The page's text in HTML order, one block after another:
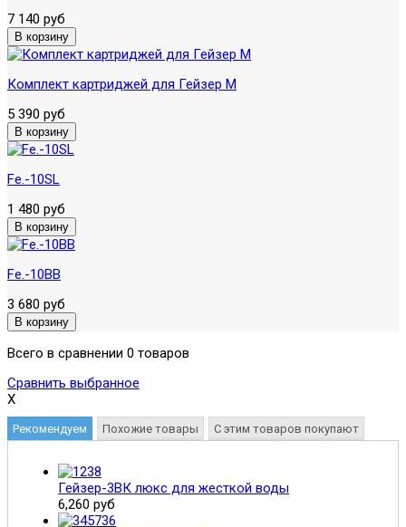
7 140 руб
Комплект картриджей для Гейзер М
5 390 руб
Fe.-10SL
1 480 руб
Fe.-10BB
3 680 руб
Всего в сравнении 0 товаров
Сравнить выбранное
X
Рекомендуем
Гейзер-3ВК люкс для жесткой воды
6,260 руб
Похожие товары С этим товаров покупают